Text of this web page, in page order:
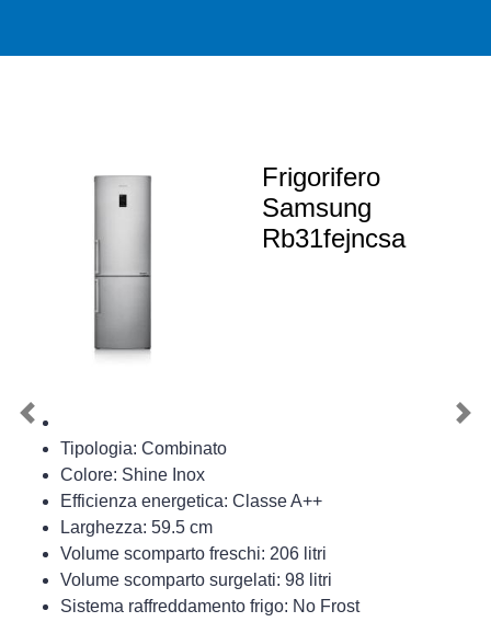
Frigorifero
Samsung
Rb31fejncsa
Tipologia: Combinato
Colore: Shine Inox
Efficienza energetica: Classe A++
Larghezza: 59.5 cm
Volume scomparto freschi: 206 litri
Volume scomparto surgelati: 98 litri
Sistema raffreddamento frigo: No Frost
Previous